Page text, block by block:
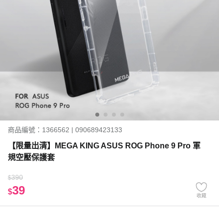
商品編號：1366562 | 090689423133
【限量出清】MEGA KING ASUS ROG Phone 9 Pro 軍
規空壓保護套
$390
$39 收藏